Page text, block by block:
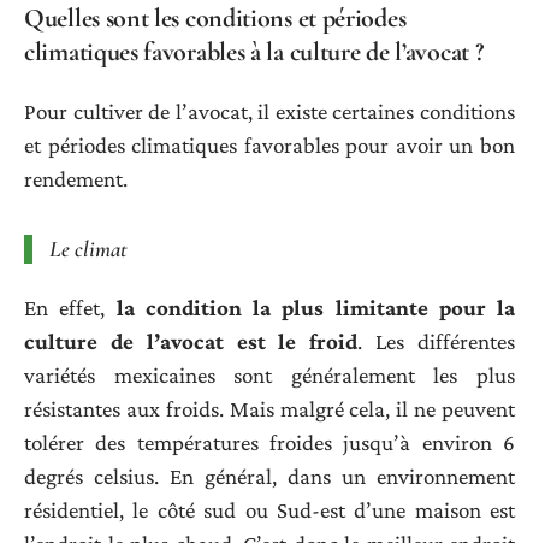
Quelles sont les conditions et périodes
climatiques favorables à la culture de l’avocat ?
Pour cultiver de l’avocat, il existe certaines conditions
et périodes climatiques favorables pour avoir un bon
rendement.
Le climat
En effet, la condition la plus limitante pour la
culture de l’avocat est le froid. Les différentes
variétés mexicaines sont généralement les plus
résistantes aux froids. Mais malgré cela, il ne peuvent
tolérer des températures froides jusqu’à environ 6
degrés celsius. En général, dans un environnement
résidentiel, le côté sud ou Sud-est d’une maison est